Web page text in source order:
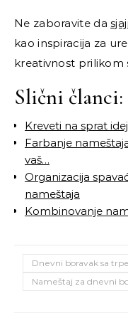
Ne zaboravite da
kao inspiracija za
kreativnost prilikom
Slični članci:
Kreveti na sprat
Farbanje
vaš…
Organizacija
nameštaja
Kombinovanje
Dnevni boravak sa
Nameštaj za dnevni